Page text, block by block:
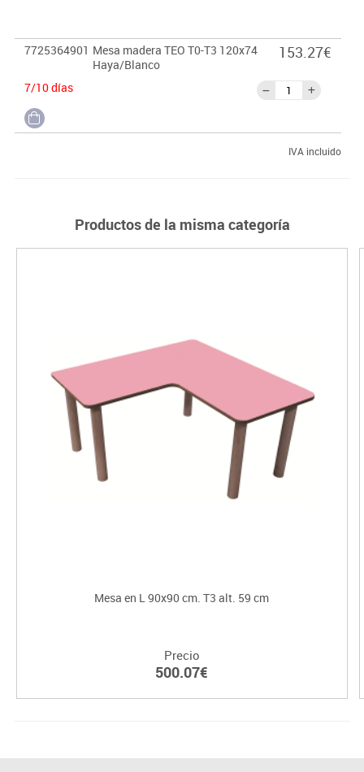
7725364901 Mesa madera TEO T0-T3 120x74
Haya/Blanco
7/10 días
153.27€
IVA incluido
Productos de la misma categoría
Mesa en L 90x90 cm. T3 alt. 59 cm
Precio
500.07€